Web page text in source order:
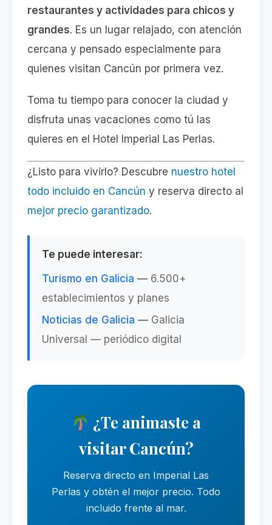
restaurantes y actividades para chicos y
grandes. Es un lugar relajado, con atención
cercana y pensado especialmente para
quienes visitan Cancún por primera vez.
Toma tu tiempo para conocer la ciudad y
disfruta unas vacaciones como tú las
quieres en el Hotel Imperial Las Perlas.
¿Listo para vivirlo? Descubre nuestro hotel
todo incluido en Cancún y reserva directo al
mejor precio garantizado.
Te puede interesar:
Turismo en Galicia — 6.500+
establecimientos y planes
Noticias de Galicia — Galicia
Universal — periódico digital
¿Te animaste a
visitar Cancún?
Reserva directo en Imperial Las
Perlas y obtén el mejor precio. Todo
incluido frente al mar.